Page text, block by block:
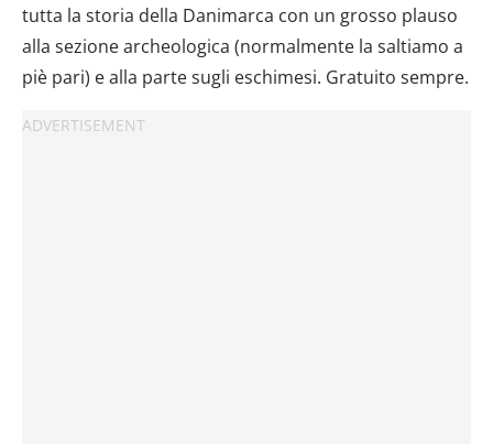
tutta la storia della Danimarca con un grosso plauso
alla sezione archeologica (normalmente la saltiamo a
piè pari) e alla parte sugli eschimesi. Gratuito sempre.